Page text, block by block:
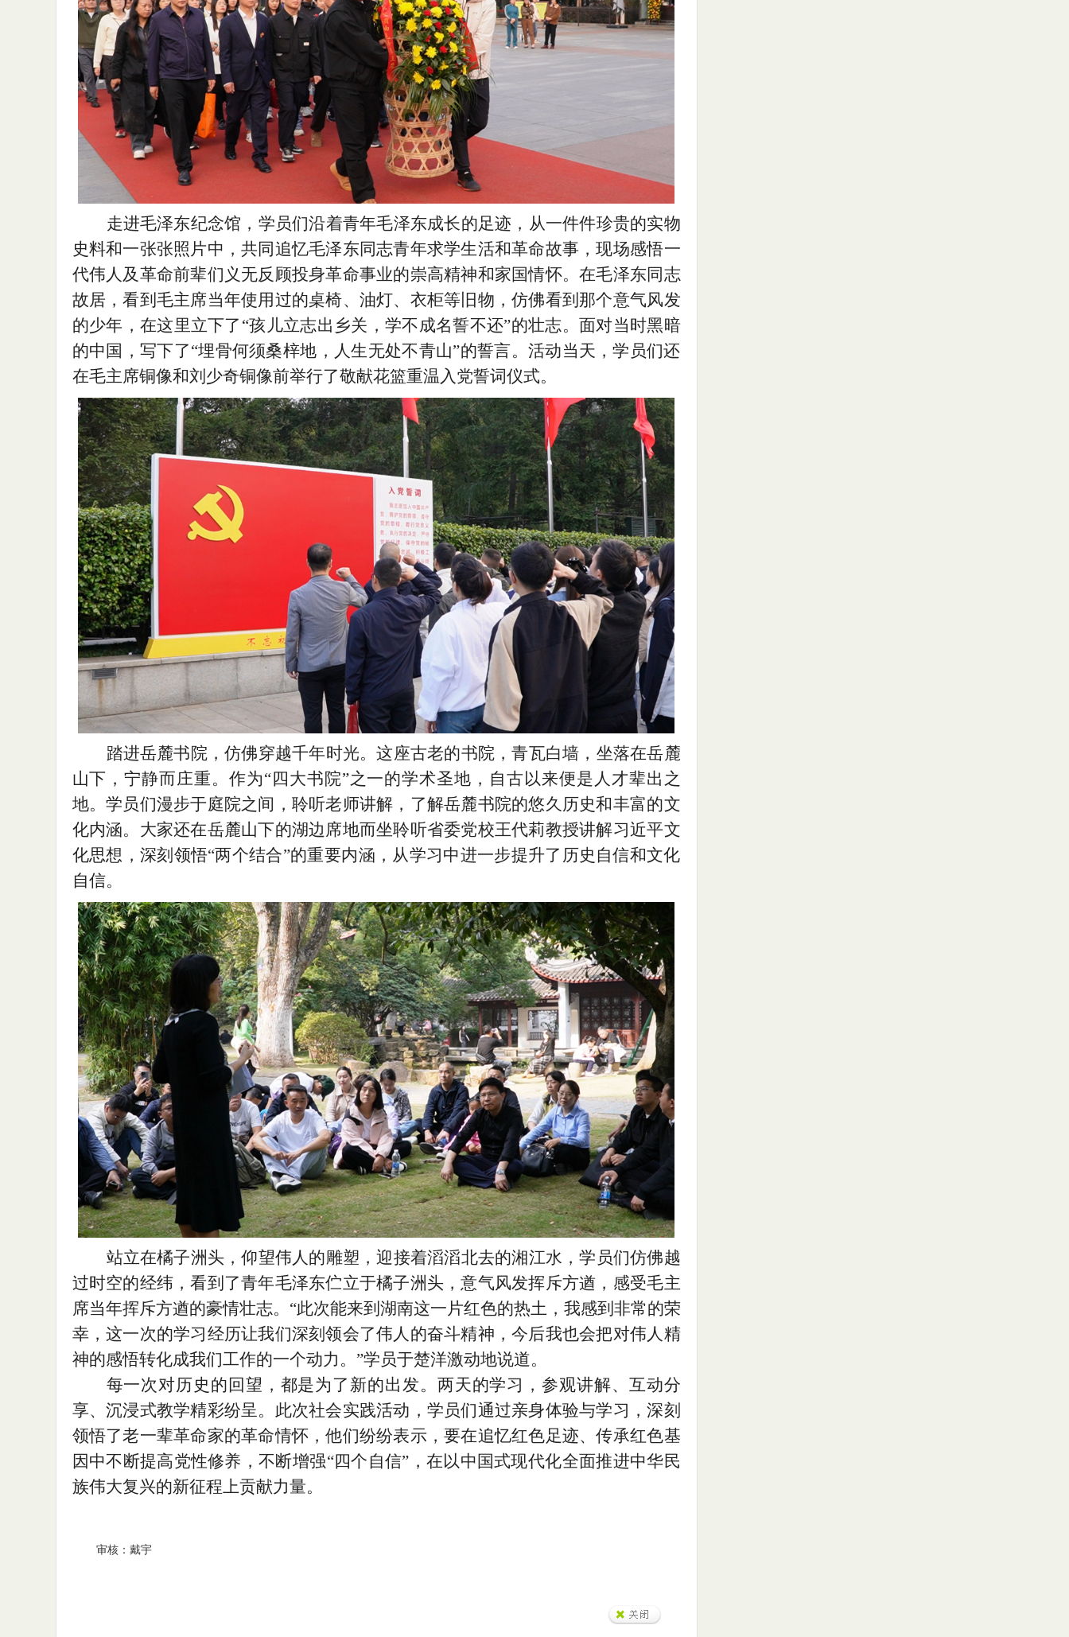
走进毛泽东纪念馆，学员们沿着青年毛泽东成长的足迹，从一件件珍贵的实物
史料和一张张照片中，共同追忆毛泽东同志青年求学生活和革命故事，现场感悟一
代伟人及革命前辈们义无反顾投身革命事业的崇高精神和家国情怀。在毛泽东同志
故居，看到毛主席当年使用过的桌椅、油灯、衣柜等旧物，仿佛看到那个意气风发
的少年，在这里立下了 “孩儿立志出乡关，学不成名誓不还”的壮志。面对当时黑暗
的中国，写下了“埋骨何须桑梓地，人生无处不青山”的誓言。活动当天，学员们还
在毛主席铜像和刘少奇铜像前举行了敬献花篮重温入党誓词仪式。
踏进岳麓书院，仿佛穿越千年时光。这座古老的书院，青瓦白墙，坐落在岳麓
山下，宁静而庄重。作为“四大书院”之一的学术圣地，自古以来便是人才辈出之
地。学员们漫步于庭院之间，聆听老师讲解，了解岳麓书院的悠久历史和丰富的文
化内涵。大家还在岳麓山下的湖边席地而坐聆听省委党校王代莉教授讲解习近平文
化思想，深刻领悟“两个结合”的重要内涵，从学习中进一步提升了历史自信和文化
自信。
站立在橘子洲头，仰望伟人的雕塑，迎接着滔滔北去的湘江水，学员们仿佛越
过时空的经纬，看到了青年毛泽东伫立于橘子洲头，意气风发挥斥方遒，感受毛主
席当年挥斥方遒的豪情壮志。 “此次能来到湖南这一片红色的热土，我感到非常的荣
幸，这一次的学习经历让我们深刻领会了伟人的奋斗精神，今后我也会把对伟人精
神的感悟转化成我们工作的一个动力。”学员于楚洋激动地说道。
每一次对历史的回望，都是为了新的出发。两天的学习，参观讲解、互动分
享、沉浸式教学精彩纷呈。此次社会实践活动，学员们通过亲身体验与学习，深刻
领悟了老一辈革命家的革命情怀，他们纷纷表示，要在追忆红色足迹、传承红色基
因中不断提高党性修养，不断增强“四个自信”，在以中国式现代化全面推进中华民
族伟大复兴的新征程上贡献力量。
审核：戴宇